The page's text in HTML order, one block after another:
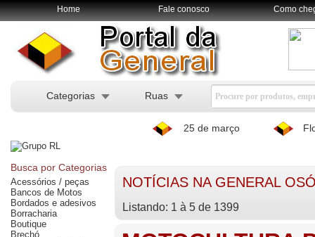
Home Fale conosco Como
Categorias Ruas
25 de março
Busca por Categorias
Acessórios / peças
Bancos de Motos
Bordados e adesivos
Borracharia
Boutique
Brechó
NOTÍCIAS NA GENERAL
Listando: 1 à 5 de 1399